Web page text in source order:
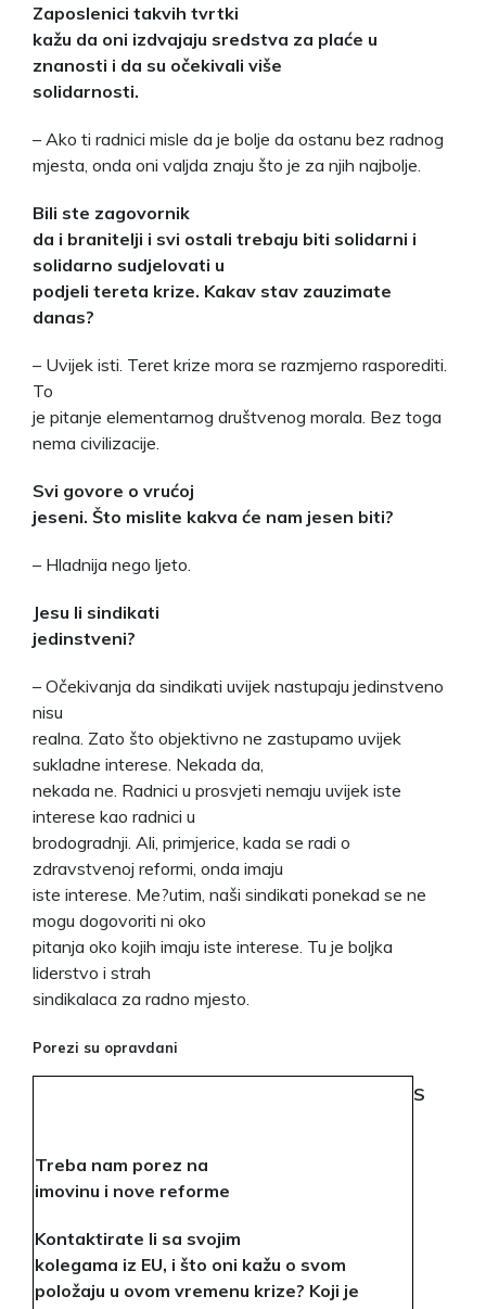
Zaposlenici takvih tvrtki
kažu da oni izdvajaju sredstva za plaće u
znanosti i da su očekivali više
solidarnosti.
– Ako ti radnici misle da je bolje da ostanu bez radnog
mjesta, onda oni valjda znaju što je za njih najbolje.
Bili ste zagovornik
da i branitelji i svi ostali trebaju biti solidarni i
solidarno sudjelovati u
podjeli tereta krize. Kakav stav zauzimate
danas?
– Uvijek isti. Teret krize mora se razmjerno rasporediti.
To
je pitanje elementarnog društvenog morala. Bez toga
nema civilizacije.
Svi govore o vrućoj
jeseni. Što mislite kakva će nam jesen biti?
– Hladnija nego ljeto.
Jesu li sindikati
jedinstveni?
– Očekivanja da sindikati uvijek nastupaju jedinstveno
nisu
realna. Zato što objektivno ne zastupamo uvijek
sukladne interese. Nekada da,
nekada ne. Radnici u prosvjeti nemaju uvijek iste
interese kao radnici u
brodogradnji. Ali, primjerice, kada se radi o
zdravstvenoj reformi, onda imaju
iste interese. Me?utim, naši sindikati ponekad se ne
mogu dogovoriti ni oko
pitanja oko kojih imaju iste interese. Tu je boljka
liderstvo i strah
sindikalaca za radno mjesto.
Porezi su opravdani
Treba nam porez na
imovinu i nove reforme
Kontaktirate li sa svojim
kolegama iz EU, i što oni kažu o svom
položaju u ovom vremenu krize? Koji je
S